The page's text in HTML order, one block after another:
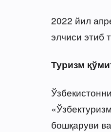
2022 йил
элчиси этиб
Туризм
бошқаруви